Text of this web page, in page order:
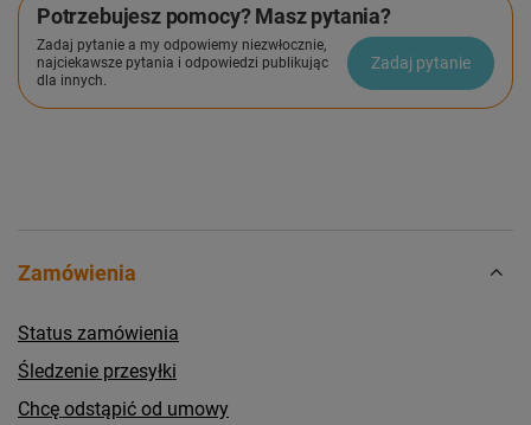
Potrzebujesz pomocy? Masz pytania?
Zadaj pytanie a my odpowiemy niezwłocznie,
najciekawsze pytania i odpowiedzi publikując
dla innych.
Zadaj pytanie
Zamówienia
Status zamówienia
Śledzenie przesyłki
Chcę odstąpić od umowy